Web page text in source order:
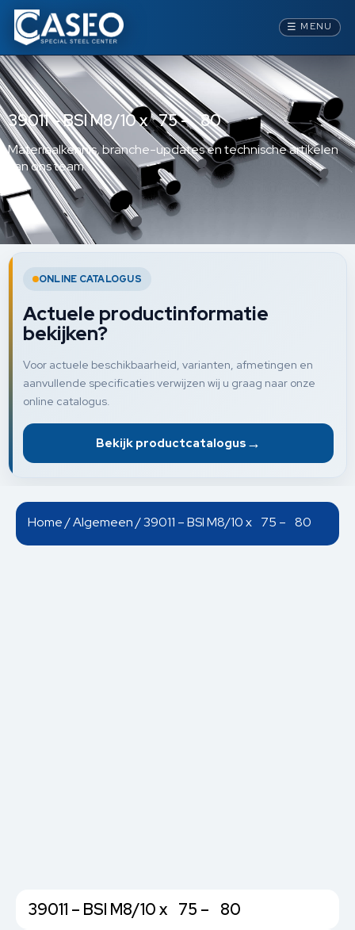
☰ MENU
39011 – BSI M8/10 x 75 – 80
Materiaalkennis, branche-updates en technische artikelen
van ons team.
ONLINE CATALOGUS
Actuele productinformatie
bekijken?
Voor actuele beschikbaarheid, varianten, afmetingen en
aanvullende specificaties verwijzen wij u graag naar onze
online catalogus.
Bekijk productcatalogus →
Home/Algemeen/ 39011 – BSI M8/10 x 75 – 80
39011 – BSI M8/10 x 75 – 80